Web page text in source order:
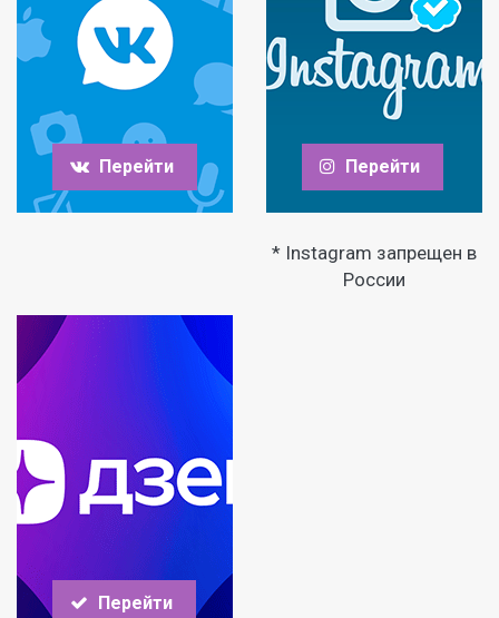
Перейти Перейти
* Instagram запрещен в
России
Перейти